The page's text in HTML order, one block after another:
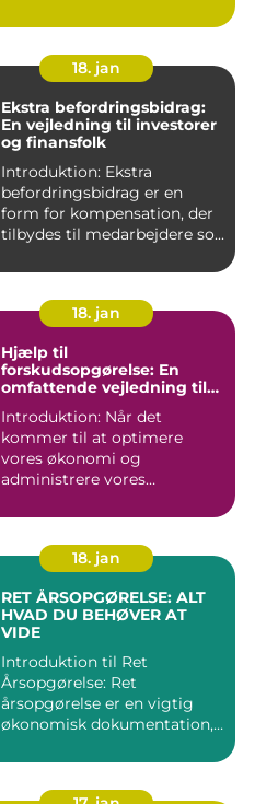
18. jan
Ekstra befordringsbidrag:
En vejledning til investorer
og finansfolk
Introduktion: Ekstra
befordringsbidrag er en
form for kompensation, der
tilbydes til medarbejdere so...
18. jan
Hjælp til
forskudsopgørelse: En
omfattende vejledning til
Introduktion: Når det
kommer til at optimere
vores økonomi og
administrere vores
18. jan
RET ÅRSOPGØRELSE: ALT
HVAD DU BEHØVER AT
VIDE
Introduktion til Ret
Årsopgørelse: Ret
årsopgørelse er en vigtig
økonomisk dokumentation,